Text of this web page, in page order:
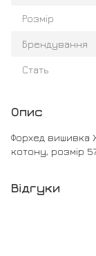
Розмір
Брендування
Стать
Опис
Форхед вишивка
котону, розмір
Відгуки